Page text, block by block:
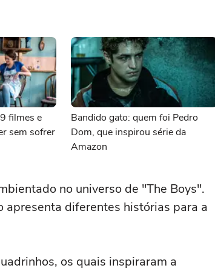
filmes e
sem sofrer
Bandido gato: quem foi Pedro
Dom, que inspirou série da
Amazon
no universo de "The Boys".
apresenta diferentes histórias para a
os quais inspiraram a